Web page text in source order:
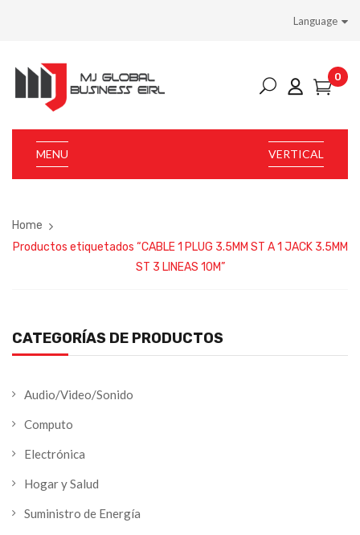
Language
0
VERTICAL
MENU
Home
Productos etiquetados “CABLE 1 PLUG 3.5MM ST A 1 JACK 3.5MM
ST 3 LINEAS 10M”
CATEGORÍAS DE PRODUCTOS
Audio/Video/Sonido
Computo
Electrónica
Hogar y Salud
Suministro de Energía